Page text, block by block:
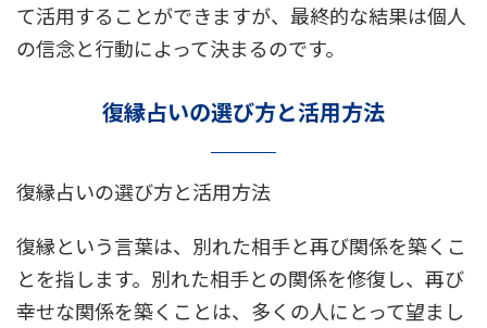
て活用することができますが、最終的な結果は個人
の信念と行動によって決まるのです。
復縁占いの選び方と活用方法
復縁占いの選び方と活用方法
復縁という言葉は、別れた相手と再び関係を築くこ
とを指します。別れた相手との関係を修復し、再び
幸せな関係を築くことは、多くの人にとって望まし